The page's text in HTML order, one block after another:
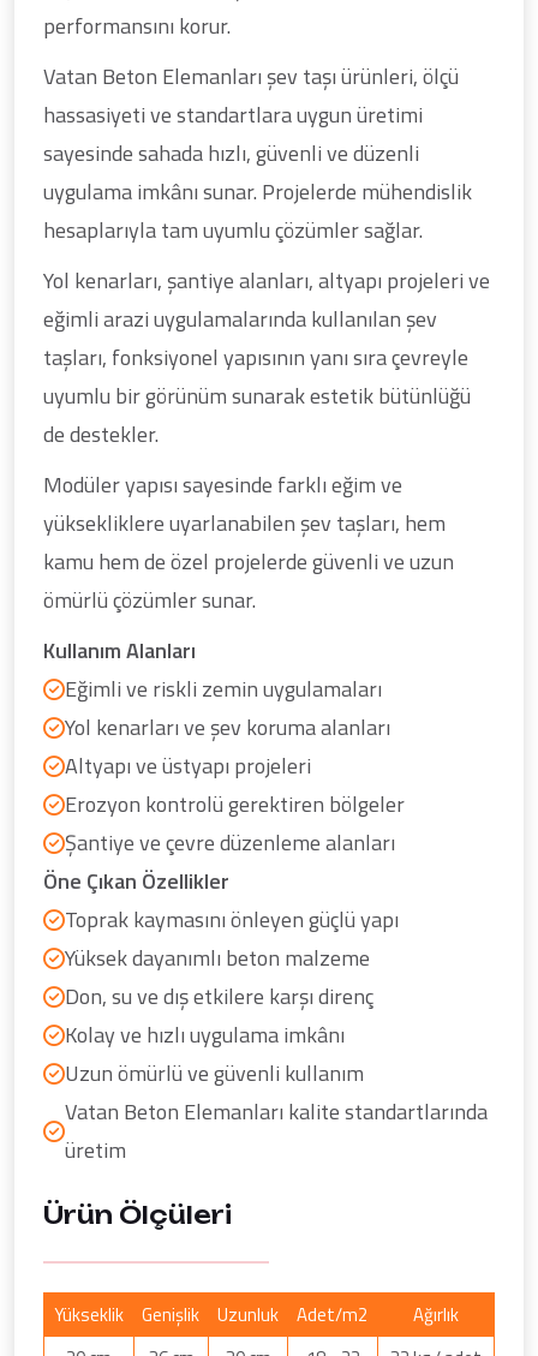
performansını korur.
Vatan Beton Elemanları şev taşı ürünleri, ölçü
hassasiyeti ve standartlara uygun üretimi
sayesinde sahada hızlı, güvenli ve düzenli
uygulama imkânı sunar. Projelerde mühendislik
hesaplarıyla tam uyumlu çözümler sağlar.
Yol kenarları, şantiye alanları, altyapı projeleri ve
eğimli arazi uygulamalarında kullanılan şev
taşları, fonksiyonel yapısının yanı sıra çevreyle
uyumlu bir görünüm sunarak estetik bütünlüğü
de destekler.
Modüler yapısı sayesinde farklı eğim ve
yüksekliklere uyarlanabilen şev taşları, hem
kamu hem de özel projelerde güvenli ve uzun
ömürlü çözümler sunar.
Kullanım Alanları
Eğimli ve riskli zemin uygulamaları
Yol kenarları ve şev koruma alanları
Altyapı ve üstyapı projeleri
Erozyon kontrolü gerektiren bölgeler
Şantiye ve çevre düzenleme alanları
Öne Çıkan Özellikler
Toprak kaymasını önleyen güçlü yapı
Yüksek dayanımlı beton malzeme
Don, su ve dış etkilere karşı direnç
Kolay ve hızlı uygulama imkânı
Uzun ömürlü ve güvenli kullanım
Vatan Beton Elemanları kalite standartlarında
üretim
Ürün Ölçüleri
Yükseklik Genişlik Uzunluk Adet/m2
Ağırlık